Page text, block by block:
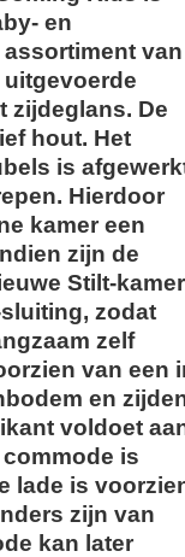
en
van
uitgevoerde
zijdeglans. De
hout. Het
is
Hierdoor
kamer een
zijn de
Stilt-kamer
zodat
zelf
van een
en
voldoet
is
lade is
zijn van
kan later